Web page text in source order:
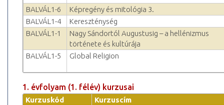
BALVÁL1-6
Képregény és mitológia 3.
BALVÁL1-4
Kereszténység
BALVÁL1-1
Nagy Sándortól Augustusig – a hellénizmus
története és kultúrája
BALVÁL1-5
Global Religion
1. évfolyam (1. félév) kurzusai
Kurzuskód
Kurzuscím